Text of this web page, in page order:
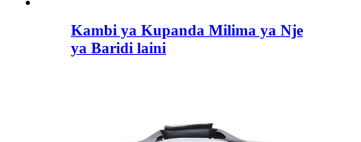
Kambi ya Kupanda Milima ya Nje
ya Baridi laini